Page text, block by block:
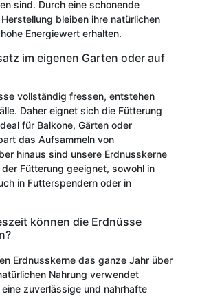
sind. Durch eine schonende
bleiben ihre natürlichen
Energiewert erhalten.
im eigenen Garten oder auf
vollständig fressen, entstehen
Daher eignet sich die Fütterung
für Balkone, Gärten oder
das Aufsammeln von
hinaus sind unsere Erdnusskerne
Fütterung geeignet, sowohl in
in Futterspendern oder in
können die Erdnüsse
Erdnusskerne das ganze Jahr über
Nahrung verwendet
zuverlässige und nahrhafte